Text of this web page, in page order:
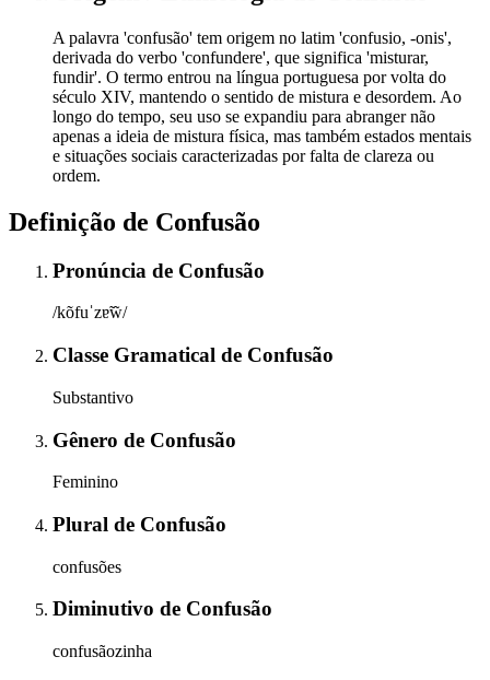
A palavra 'confusão' tem origem no latim 'confusio, -onis',
derivada do verbo 'confundere', que significa 'misturar,
fundir'. O termo entrou na língua portuguesa por volta do
século XIV, mantendo o sentido de mistura e desordem. Ao
longo do tempo, seu uso se expandiu para abranger não
apenas a ideia de mistura física, mas também estados mentais
e situações sociais caracterizadas por falta de clareza ou
ordem.
Definição de Confusão
Pronúncia de Confusão
/kõfuˈzɐ̃w̃/
Classe Gramatical de Confusão
Substantivo
Gênero de Confusão
Feminino
Plural de Confusão
confusões
Diminutivo de Confusão
confusãozinha